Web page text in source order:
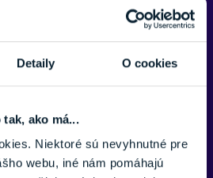
Detaily O cookies
ako má...
Niektoré sú nevyhnutné pre
webu, iné nám pomáhajú
na klasiku Fischer
+ Control